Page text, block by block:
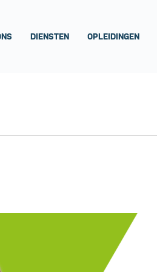
DIENSTEN OPLEIDINGEN